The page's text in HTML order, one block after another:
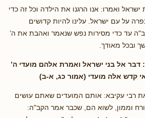
ישראל ואמרו: אנו הרגנו את הילדה וכל זה כדי
על עם ישראל. עלינו להיות קדושים
עד כדי מסירות נפש שנאמר ואהבת את ה’
ובכל מאודך.
דבר אל בני ישראל ואמרת אלהם מועדי ה’
קדש אלה מועדי (אמור כג, א-ב)
רבי עקיבא: אותם המועדים שאתם עושים
וממון, לשוא הם, שכבר אמר הקב"ה: